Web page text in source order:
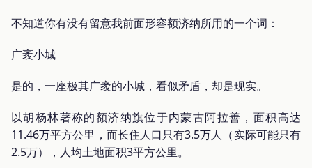
不知道你有没有留意我前面形容额济纳所用的一个词：
广袤小城
是的，一座极其广袤的小城，看似矛盾，却是现实。
以胡杨林著称的额济纳旗位于内蒙古阿拉善，面积高达
11.46万平方公里，而长住人口只有3.5万人（实际可能只有
2.5万），人均土地面积3平方公里。